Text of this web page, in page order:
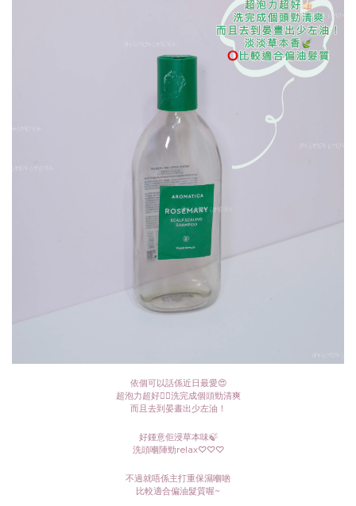
依個可以話係近日最愛😍
超泡力超好👍🏻洗完成個頭勁清爽
而且去到晏晝出少左油！
好鍾意佢浸草本味🍃
洗頭嗰陣勁relax♡♡♡
不過就唔係主打重保濕嗰啲
比較適合偏油髮質喔~